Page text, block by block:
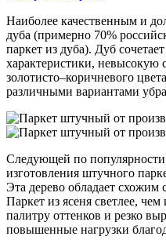
Наиболее качественным и
дуба (примерно 70%
паркет из дуба). Дуб
характеристики, невысокую
золотисто–коричневого
различными вариантами
Следующей по
изготовления штучного
Эта дерево обладает
Паркет из ясеня светлее,
палитру оттенков и резко
повышенные нагрузки